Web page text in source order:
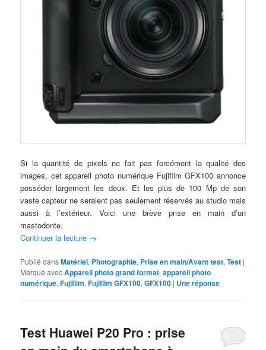
Si la quantité de pixels ne fait pas forcément la qualité des
images, cet appareil photo numérique Fujifilm GFX100 annonce
posséder largement les deux. Et les plus de 100 Mp de son
vaste capteur ne seraient pas seulement réservés au studio mais
aussi à l’extérieur. Voici une brève prise en main d’un
mastodonte.
Continuer la lecture →
Publié dansMatériel, Photographie, Prise en main/Avant test,Test |
Marqué avecAppareil photo grand format,appareil photo
numérique,Fujifilm,Fujifilm GFX100,GFX100 | Uneréponse
Test Huawei P20 Pro : prise